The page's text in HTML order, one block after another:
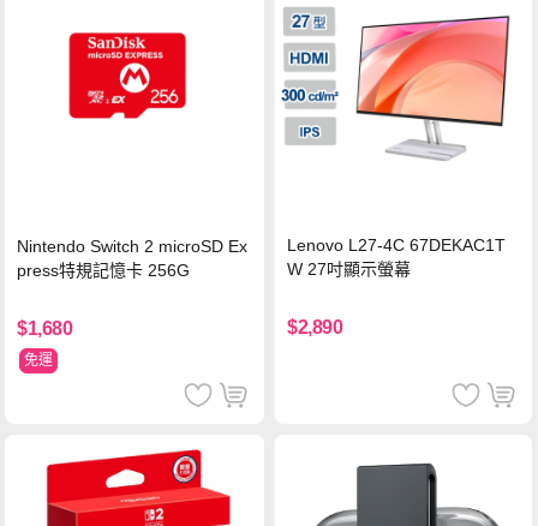
Nintendo Switch 2 microSD Ex
press特規記憶卡 256G
$1,680
免運
Lenovo L27-4C 67DEKAC1T
W 27吋顯示螢幕
$2,890